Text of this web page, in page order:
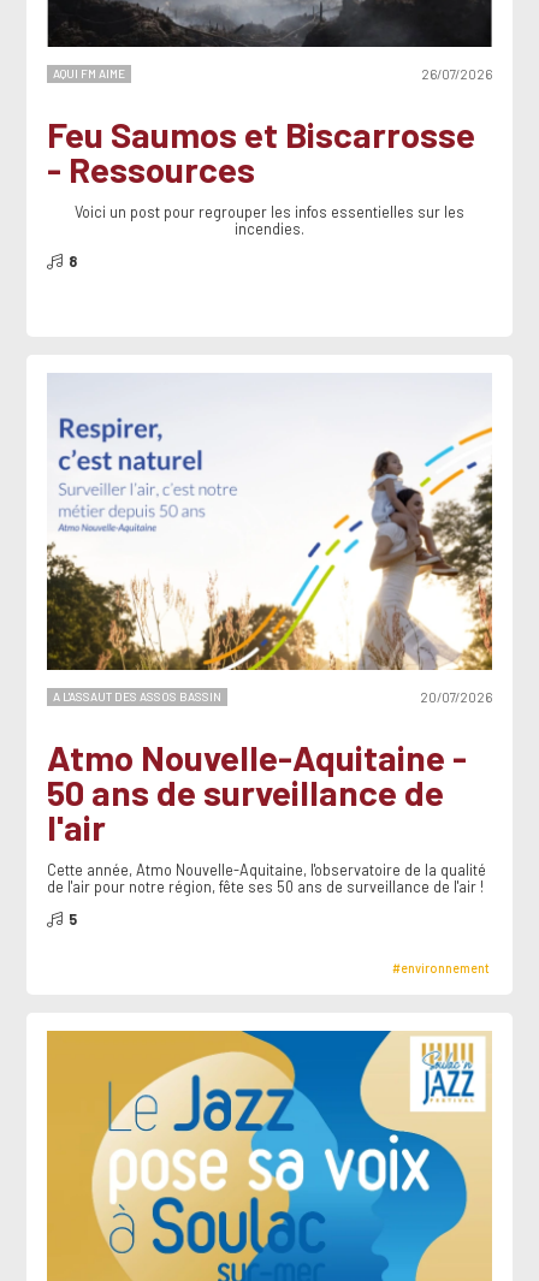
AQUI FM AIME 26/07/2026
Feu Saumos et Biscarrosse
- Ressources
Voici un post pour regrouper les infos essentielles sur les
incendies.
8
A L'ASSAUT DES ASSOS BASSIN 20/07/2026
Atmo Nouvelle-Aquitaine -
50 ans de surveillance de
l'air
Cette année, Atmo Nouvelle-Aquitaine, l'observatoire de la qualité
de l'air pour notre région, fête ses 50 ans de surveillance de l'air !
5
#environnement